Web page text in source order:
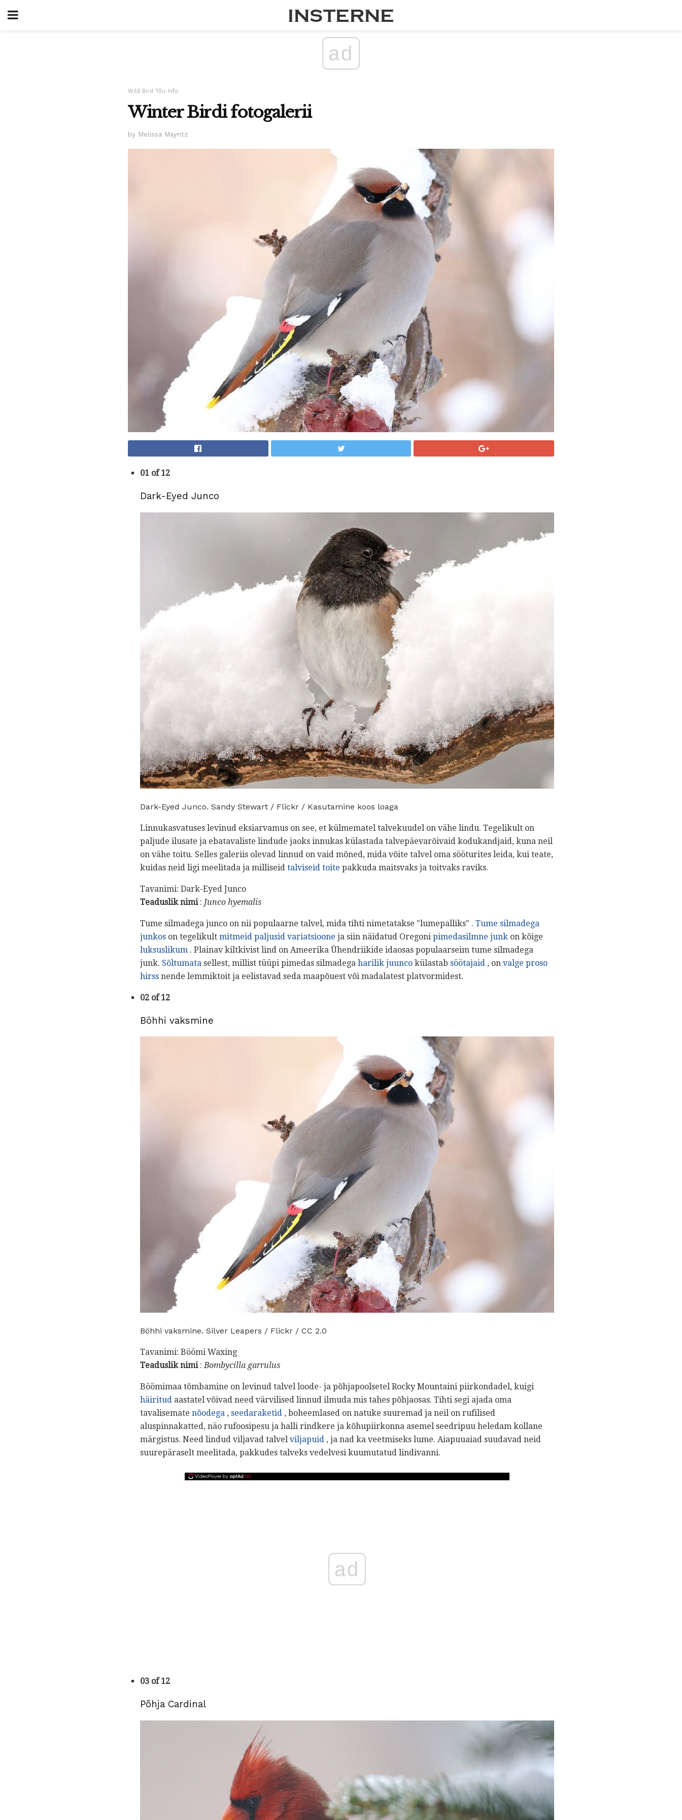
ad
Wild Bird Tõu Info
Winter Birdi fotogalerii
by Melissa Mayntz
01 of 12
Dark-Eyed Junco
Dark-Eyed Junco. Sandy Stewart / Flickr / Kasutamine koos loaga
Linnukasvatuses levinud eksiarvamus on see, et külmematel talvekuudel on vähe lindu. Tegelikult on
paljude ilusate ja ebatavaliste lindude jaoks innukas külastada talvepäevarõivaid kodukandjaid, kuna neil
on vähe toitu. Selles galeriis olevad linnud on vaid mõned, mida võite talvel oma sööturites leida, kui teate,
kuidas neid ligi meelitada ja milliseid talviseid toite pakkuda maitsvaks ja toitvaks raviks.
Tavanimi: Dark-Eyed Junco
Teaduslik nimi: Junco hyemalis
Tume silmadega junco on nii populaarne talvel, mida tihti nimetatakse "lumepalliks" . Tume silmadega
junkos on tegelikult mitmeid paljusid variatsioone ja siin näidatud Oregoni pimedasilmne junk on kõige
luksuslikum . Plainav kiltkivist lind on Ameerika Ühendriikide idaosas populaarseim tume silmadega
junk. Sõltumata sellest, millist tüüpi pimedas silmadega harilik juunco külastab söötajaid , on valge proso
hirss nende lemmiktoit ja eelistavad seda maapõuest või madalatest platvormidest.
02 of 12
Böhhi vaksmine
Böhhi vaksmine. Silver Leapers / Flickr / CC 2.0
Tavanimi: Böömi Waxing
Teaduslik nimi:Bombycilla garrulus
Böömimaa tõmbamine on levinud talvel loode- ja põhjapoolsetel Rocky Mountaini piirkondadel, kuigi
häiritud aastatel võivad need värvilised linnud ilmuda mis tahes põhjaosas. Tihti segi ajada oma
tavalisemate nõodega , seedaraketid , boheemlased on natuke suuremad ja neil on rufilised
aluspinnakatted, näo rufoosipesu ja halli rindkere ja kõhupiirkonna asemel seedripuu heledam kollane
märgistus. Need lindud viljavad talvel viljapuid , ja nad ka veetmiseks lume. Aiapuuaiad suudavad neid
suurepäraselt meelitada, pakkudes talveks vedelvesi kuumutatud lindivanni.
ad
03 of 12
Põhja Cardinal